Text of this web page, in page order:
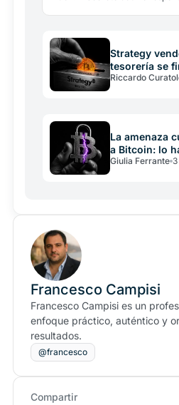
Strategy
tesorería se
Riccardo
La amenaza
a Bitcoin: lo
incapacidad
Giulia Ferrante
Francesco Campisi
Francesco Campisi es un
enfoque práctico, auténtico y
resultados.
@francesco
Compartir